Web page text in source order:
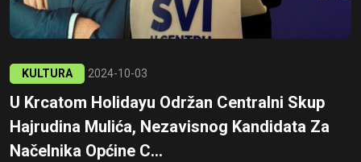
KULTURA 2024-10-03
U Krcatom Holidayu Održan Centralni Skup
Hajrudina Mulića, Nezavisnog Kandidata Za
Načelnika Općine C...